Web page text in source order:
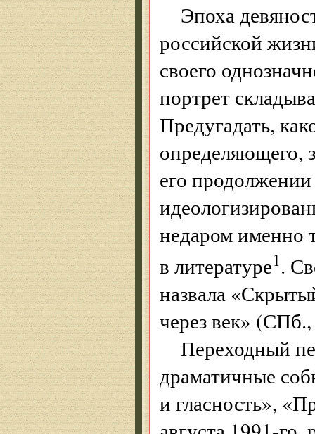
Эпоха
российской
своего
портрет
Предугадать,
определяющего,
его
недаром именно
в литературе1.
назвала
через век»
Переходный
драматичные
и гласность»,